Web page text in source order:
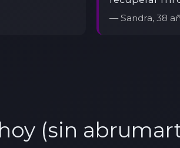
— Sandra, 38
(sin